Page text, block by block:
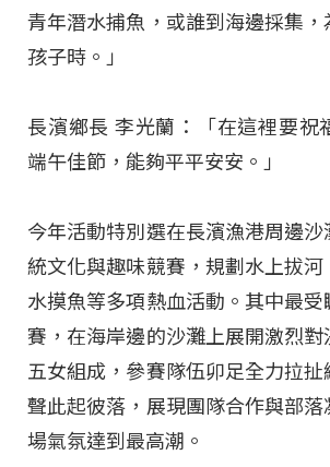
青年潛水捕魚，或誰到海邊採集
孩子時。」
長濱鄉長 李光蘭：「在這裡要祝
端午佳節，能夠平平安安。」
今年活動特別選在長濱漁港周邊
統文化與趣味競賽，規劃水上拔
水摸魚等多項熱血活動。其中最
賽，在海岸邊的沙灘上展開激烈對
五女組成，參賽隊伍卯足全力拉
聲此起彼落，展現團隊合作與部
場氣氛達到最高潮。